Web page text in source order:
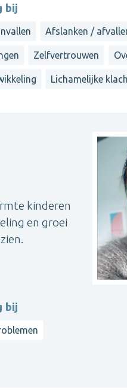
bij
Afslanken /
Zelfvertrouwen
Lichamelijke
kinderen
en groei
bij